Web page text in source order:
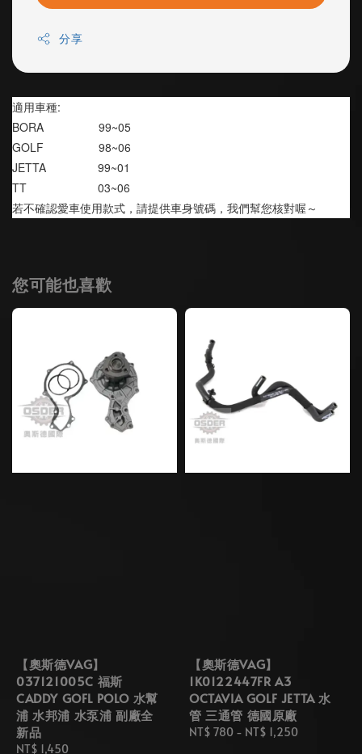
分享
適用車種:
BORA                 99~05
GOLF                 98~06
JETTA                99~01
TT                      03~06
若不確認愛車使用款式，請提供車身號碼，我們幫您核對喔～
您可能也喜歡
【奧斯德VAG】
037121005C 福斯
CADDY GOFL POLO 水幫
浦 水邦浦 水泵浦 副廠全
新品
Regular
NT$ 1,450
【奧斯德VAG】
1K0122447FR A3
OCTAVIA GOLF JETTA 水
管 三通管 德國原廠
Regular
NT$ 780 - NT$ 1,250